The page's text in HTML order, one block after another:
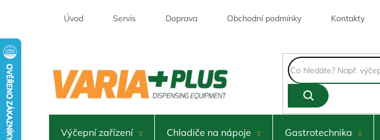
Úvod Servis Doprava Obchodní podmínky Kontakty
Výčepní zařízení Chladiče na nápoje Gastrotechnika